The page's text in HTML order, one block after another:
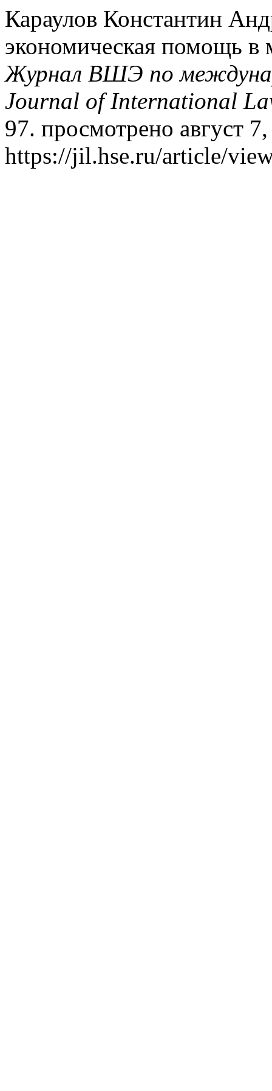
Караулов Константин
экономическая помощь в
Журнал ВШЭ по
Journal of International
97. просмотрено август
https://jil.hse.ru/article/